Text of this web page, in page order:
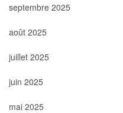
septembre 2025
août 2025
juillet 2025
juin 2025
mai 2025